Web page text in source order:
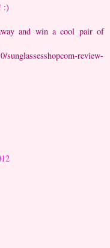
:)
and win a cool pair of
review-